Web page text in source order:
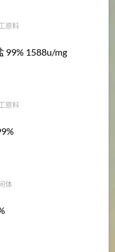
原料
99% 1588u/mg
原料
体